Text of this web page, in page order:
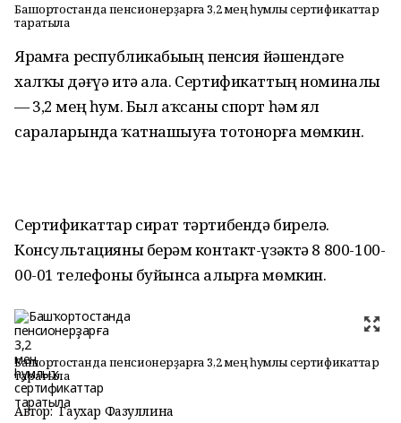
Башҡортостанда пенсионерҙарға 3,2 мең һумлыҡ сертификаттар
таратыла
Ярҙамға республикабыҙҙың пенсия йәшендәге
халҡы дәғүә итә ала. Сертификаттың номиналы
— 3,2 мең һум. Был аҡсаны спорт һәм ял
сараларында ҡатнашыуға тотонорға мөмкин.
Сертификаттар сират тәртибендә бирелә.
Консультацияны берҙәм контакт-үзәктә 8 800-100-
00-01 телефоны буйынса алырға мөмкин.
Башҡортостанда пенсионерҙарға 3,2 мең һумлыҡ сертификаттар
таратыла
Автор: Гаухар Фазуллина